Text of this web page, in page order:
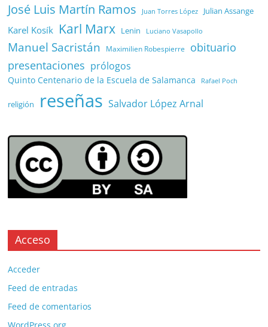
José Luis Martín Ramos Juan Torres López Julian Assange
Karel Kosík Karl Marx Lenin Luciano Vasapollo
Manuel Sacristán Maximilien Robespierre
obituario
presentaciones prólogos
Quinto Centenario de la Escuela de Salamanca Rafael Poch
religión reseñas Salvador López Arnal
Acceso
Acceder
Feed de entradas
Feed de comentarios
WordPress.org